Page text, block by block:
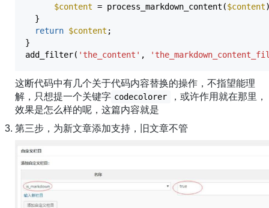
$content = process_markdown_content ($content
}
return $content ;
}
add_filter( 'the_content' ,
这断代码中有几个关于代码内容替换的操作，不指望能理
解，只想提一个关键字 codecolorer
，或许作用就在那里，
效果是怎么样的呢，这篇内容就是
第三步，为新文章添加支持，旧文章不管